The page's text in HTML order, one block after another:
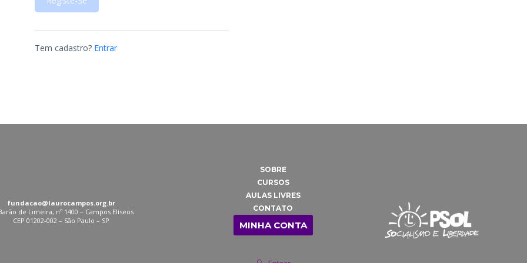
Tem cadastro? Entrar
fundacao@laurocampos.org.br
de Limeira, nº 1400 – Campos Elíseos
CEP 01202-002 – São Paulo – SP
SOBRE
CURSOS
AULAS LIVRES
CONTATO
MINHA CONTA